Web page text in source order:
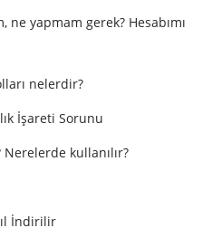
yapmam gerek? Hesabımı
nelerdir?
İşareti Sorunu
Nerelerde kullanılır?
İndirilir